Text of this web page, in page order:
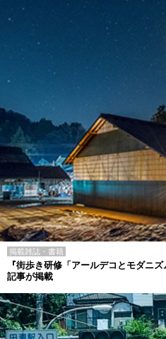
掲載雑誌・書籍
『街歩き研修「アールデコとモダニ
記事が掲載